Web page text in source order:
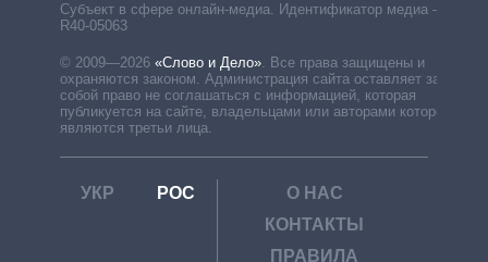
Субъект в сфере онлайн-медиа. Идентификатор медиа –
R40-05063
© 2009—2026 «Слово и Дело». Все права защищены и
охраняются законом. Администрация сайта оставляет за
собой право не соглашаться с информацией, которая
публикуется на сайте, владельцами или авторами которой
являются третьи лица.
УКР РОС
О НАС
КОНТАКТЫ
ПРАВИЛА